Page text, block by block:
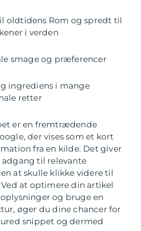
oldtidens Rom og spredt til
i verden
smage og præferencer
ingrediens i mange
retter
er en fremtrædende
der vises som et kort
fra en kilde. Det giver
til relevante
at skulle klikke videre til
at optimere din artikel
og bruge en
øger du dine chancer for
snippet og dermed